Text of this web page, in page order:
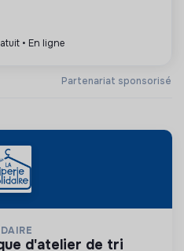
Partenariat sponsorisé
• En ligne